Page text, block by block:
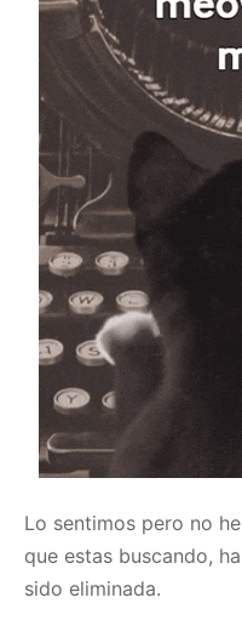
Lo sentimos pero no
que estas buscando,
sido eliminada.